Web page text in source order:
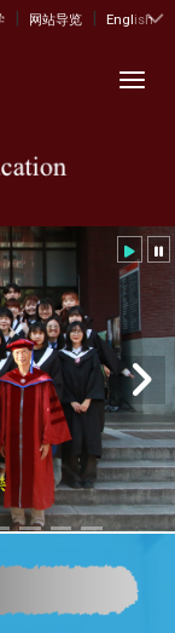
| 网站导览 | English